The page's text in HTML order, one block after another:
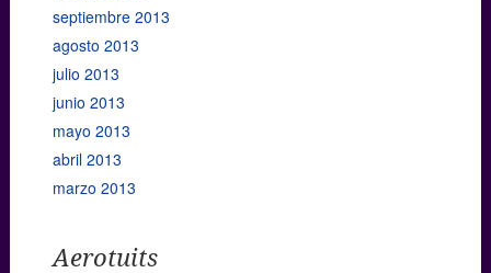
septiembre 2013
agosto 2013
julio 2013
junio 2013
mayo 2013
abril 2013
marzo 2013
Aerotuits